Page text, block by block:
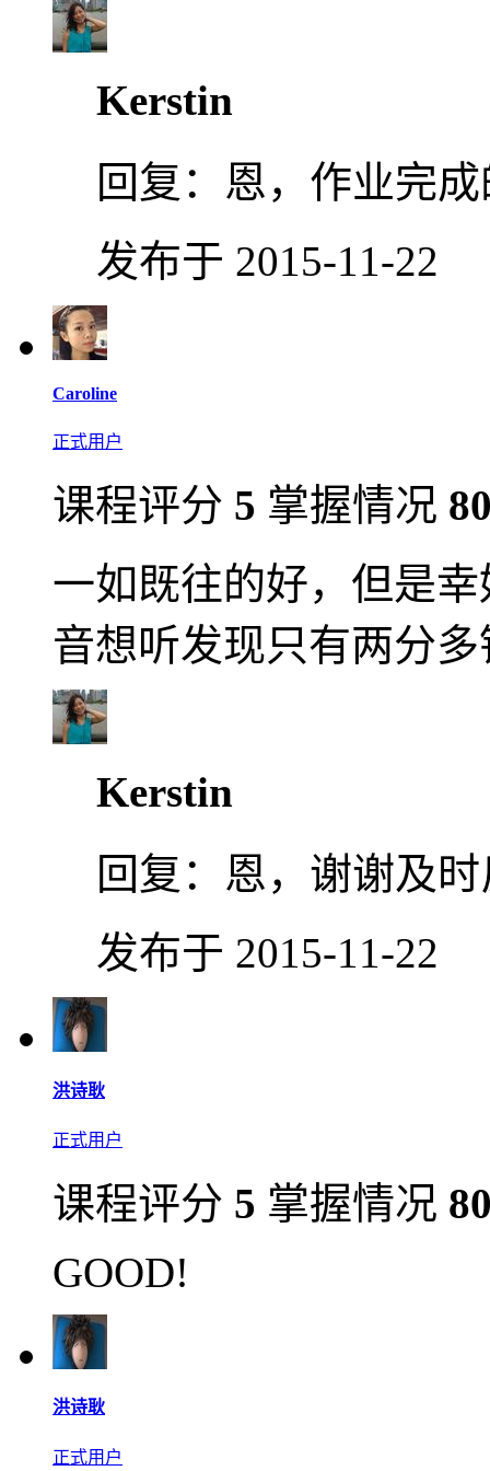
Kerstin
回复： 恩，作业完
发布于 2015-11-22
Caroline
正式用户
课程评分 5 掌握情况
一如既往的好，但是
音想听发现只有两分多
Kerstin
回复： 恩，谢谢及
发布于 2015-11-22
洪诗耿
正式用户
课程评分 5 掌握情况
GOOD!
洪诗耿
正式用户